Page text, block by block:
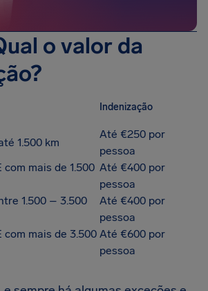
o valor da
Indenização
1.500 km
Até €250 por
pessoa
mais de 1.500 Até €400 por
pessoa
1.500 – 3.500
Até €400 por
pessoa
com mais de 3.500 Até €600 por
pessoa